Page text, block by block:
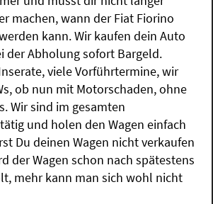
machen, wann der Fiat Fiorino
kann. Wir kaufen dein Auto
der Abholung sofort Bargeld.
viele Vorführtermine, wir
ob nun mit Motorschaden, ohne
Wir sind im gesamten
und holen den Wagen einfach
Du deinen Wagen nicht verkaufen
der Wagen schon nach spätestens
mehr kann man sich wohl nicht